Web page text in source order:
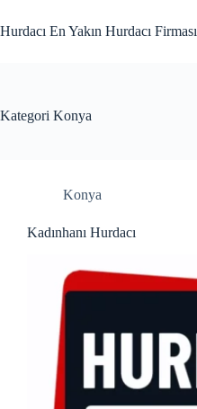
to
content
Hurdacı En Yakın Hurdacı Firması
Kategori Konya
Konya
Kadınhanı Hurdacı